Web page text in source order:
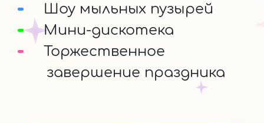
Шоу мыльных пузырей
Мини-дискотека
Торжественное
завершение праздника